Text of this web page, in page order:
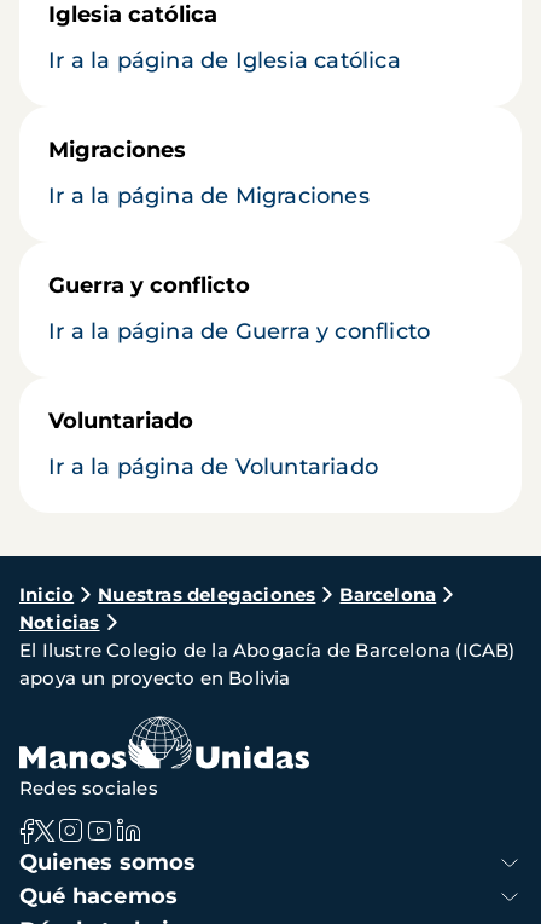
Iglesia católica
Ir a la página de Iglesia católica
Migraciones
Ir a la página de Migraciones
Guerra y conflicto
Ir a la página de Guerra y conflicto
Voluntariado
Ir a la página de Voluntariado
Ruta
de
navegación
Inicio Nuestras delegaciones
Barcelona
Noticias
El Ilustre Colegio de la Abogacía de Barcelona (ICAB)
apoya un proyecto en Bolivia
Navegación
principal
Quienes somos
Qué hacemos
Redes sociales